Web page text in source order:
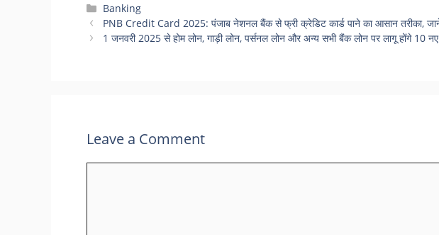
Categories
Banking
PNB Credit Card 2025: पंजाब नेशनल बैंक से फ्री क्रेडिट कार्ड पाने का आसान तरीका, जानें
1 जनवरी 2025 से होम लोन, गाड़ी लोन, पर्सनल लोन और अन्य सभी बैंक लोन पर लागू होंगे 10
Leave a Comment